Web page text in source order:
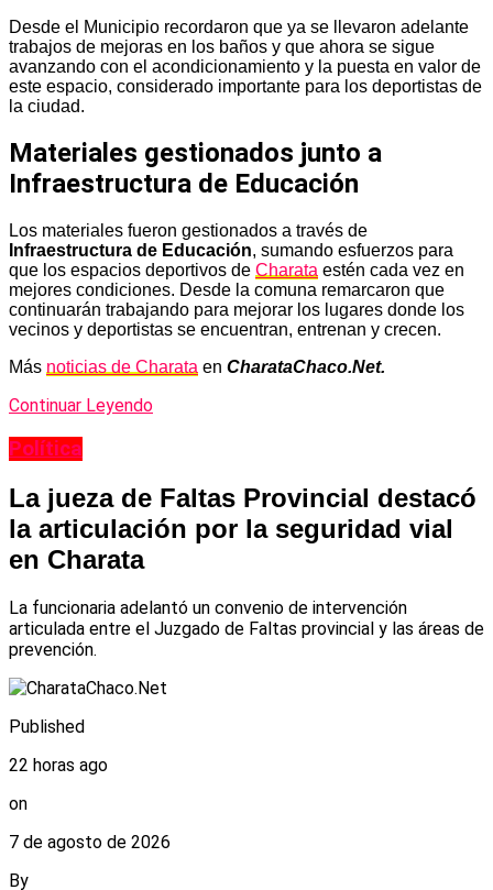
Desde el Municipio recordaron que ya se llevaron adelante
trabajos de mejoras en los baños y que ahora se sigue
avanzando con el acondicionamiento y la puesta en valor de
este espacio, considerado importante para los deportistas de
la ciudad.
Materiales gestionados junto a
Infraestructura de Educación
Los materiales fueron gestionados a través de
Infraestructura de Educación, sumando esfuerzos para
que los espacios deportivos de Charata estén cada vez en
mejores condiciones. Desde la comuna remarcaron que
continuarán trabajando para mejorar los lugares donde los
vecinos y deportistas se encuentran, entrenan y crecen.
Más noticias de Charata en CharataChaco.Net.
Continuar Leyendo
Política
La jueza de Faltas Provincial destacó
la articulación por la seguridad vial
en Charata
La funcionaria adelantó un convenio de intervención
articulada entre el Juzgado de Faltas provincial y las áreas de
prevención.
Published
22 horas ago
on
7 de agosto de 2026
By